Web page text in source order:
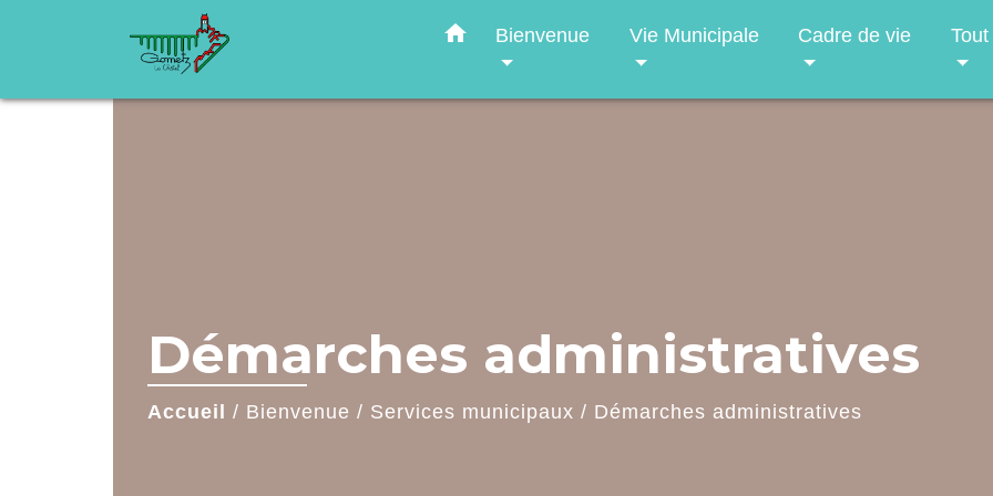
home Bienvenue Vie Municipale Cadre de vie
Démarches administratives
Accueil / Bienvenue / Services municipaux / Démarches administratives